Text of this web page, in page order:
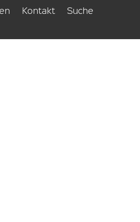
Kontakt Suche